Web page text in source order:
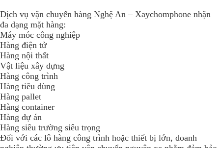
Dịch vụ vận chuyển hàng Nghệ An – Xaychomphone nhận
đa dạng mặt hàng:
Máy móc công nghiệp
Hàng điện tử
Hàng nội thất
Vật liệu xây dựng
Hàng công trình
Hàng tiêu dùng
Hàng pallet
Hàng container
Hàng dự án
Hàng siêu trường siêu trọng
Đối với các lô hàng công trình hoặc thiết bị lớn, doanh